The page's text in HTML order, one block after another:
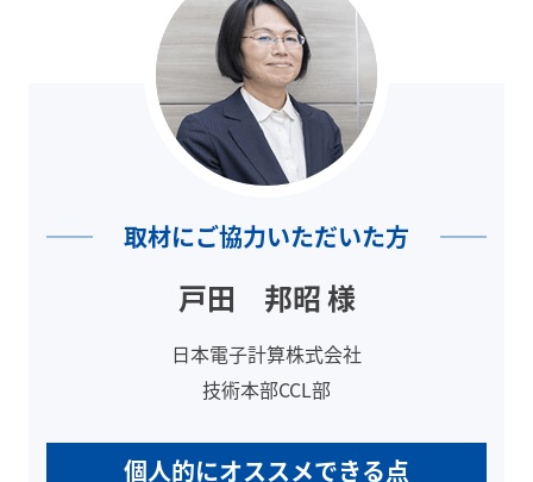
取材にご協力いただいた方
戸田 邦昭 様
日本電子計算株式会社
技術本部CCL部
個人的にオススメできる点